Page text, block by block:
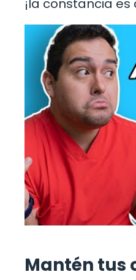
¡la constancia es
Mantén tus